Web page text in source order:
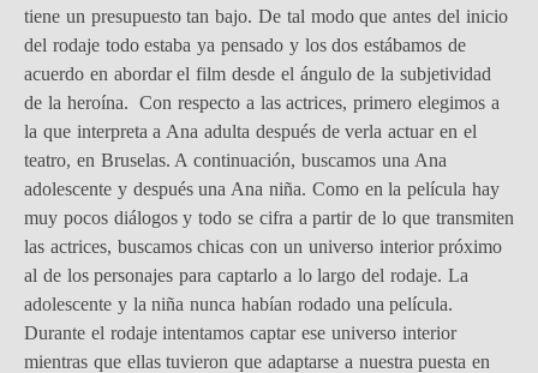
tiene un presupuesto tan bajo. De tal modo que antes del inicio
del rodaje todo estaba ya pensado y los dos estábamos de
acuerdo en abordar el film desde el ángulo de la subjetividad
de la heroína. Con respecto a las actrices, primero elegimos a
la que interpreta a Ana adulta después de verla actuar en el
teatro, en Bruselas. A continuación, buscamos una Ana
adolescente y después una Ana niña. Como en la película hay
muy pocos diálogos y todo se cifra a partir de lo que transmiten
las actrices, buscamos chicas con un universo interior próximo
al de los personajes para captarlo a lo largo del rodaje. La
adolescente y la niña nunca habían rodado una película.
Durante el rodaje intentamos captar ese universo interior
mientras que ellas tuvieron que adaptarse a nuestra puesta en